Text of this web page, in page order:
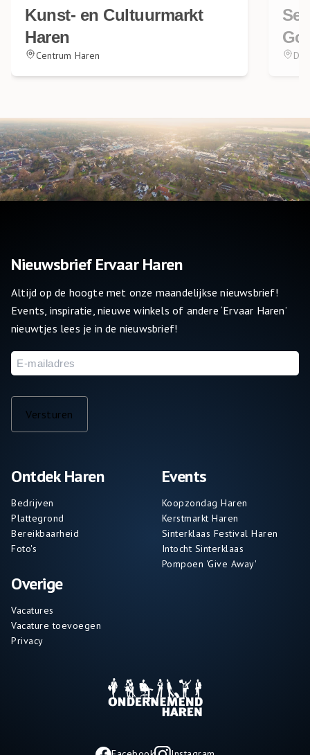
Kunst- en Cultuurmarkt
Haren
Centrum Haren
Ontdek Haren
Bedrijven
Plattegrond
Bereikbaarheid
Foto's
Overige
Vacatures
Vacature toevoegen
Privacy
Events
Koopzondag Haren
Kerstmarkt Haren
Sinterklaas Festival Haren
Intocht Sinterklaas
Pompoen 'Give Away'
Nieuwsbrief Ervaar Haren
Altijd op de hoogte met onze maandelijkse nieuwsbrief!
Events, inspiratie, nieuwe winkels of andere ‘Ervaar Haren’
nieuwtjes lees je in de nieuwsbrief!
E-
mailadres
Versturen